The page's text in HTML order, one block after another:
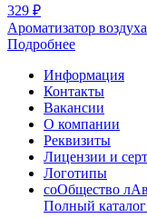
329 ₽
Ароматизатор
Подробнее
Информация
Контакты
Вакансии
О компании
Реквизиты
Лицензии и
Логотипы
соОбщество
Полный